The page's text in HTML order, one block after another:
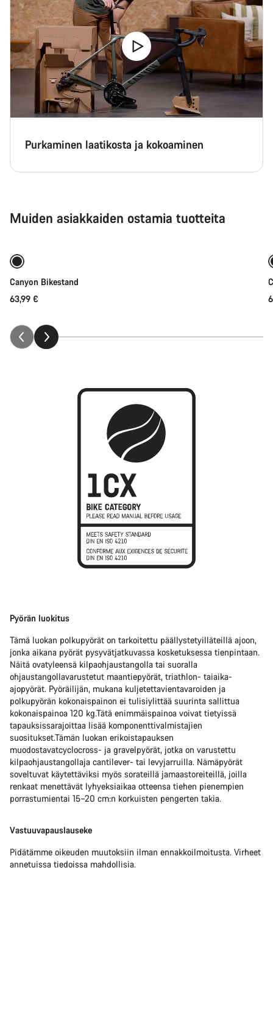
Purkaminen laatikosta ja kokoaminen
Muiden asiakkaiden ostamia tuotteita
Lisää ostoskoriin
Canyon Bikestand
63,99 €
Pyörän luokitus
Tämä luokan polkupyörät on tarkoitettu päällystetyilläteillä ajoon,
jonka aikana pyörät pysyvätjatkuvassa kosketuksessa tienpintaan.
Näitä ovatyleensä kilpaohjaustangolla tai suoralla
ohjaustangollavarustetut maantiepyörät, triathlon- taiaika-
ajopyörät. Pyöräilijän, mukana kuljetettavientavaroiden ja
polkupyörän kokonaispainon ei tulisiylittää suurinta sallittua
kokonaispainoa 120 kg.Tätä enimmäispainoa voivat tietyissä
tapauksissarajoittaa lisää komponenttivalmistajien
suositukset.Tämän luokan erikoistapauksen
muodostavatcyclocross- ja gravelpyörät, jotka on varustettu
kilpaohjaustangollaja cantilever- tai levyjarruilla. Nämäpyörät
soveltuvat käytettäviksi myös sorateillä jamaastoreiteillä, joilla
renkaat menettävät lyhyeksiaikaa otteensa tiehen pienempien
porrastumientai 15–20 cm:n korkuisten pengerten takia.
Vastuuvapauslauseke
Pidätämme oikeuden muutoksiin ilman ennakkoilmoitusta. Virheet
annetuissa tiedoissa mahdollisia.